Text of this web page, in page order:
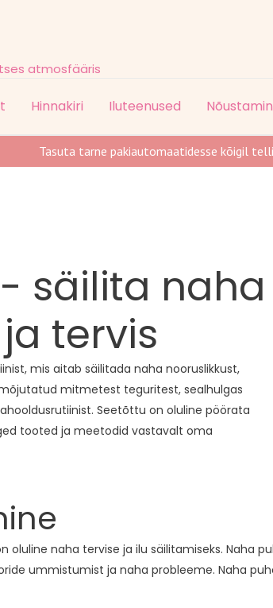
Tasuta tarne pakiautomaatidesse kõigil
atmosfääris
Hinnakiri Iluteenused
säilita naha
tervis
mis aitab säilitada naha nooruslikkust,
mitmetest teguritest, sealhulgas
Seetõttu on oluline pöörata
tooted ja meetodid vastavalt oma
oluline naha tervise ja ilu säilitamiseks. Naha
ummistumist ja naha probleeme. Naha